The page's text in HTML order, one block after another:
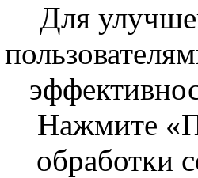
Для
Нажмите
обработки